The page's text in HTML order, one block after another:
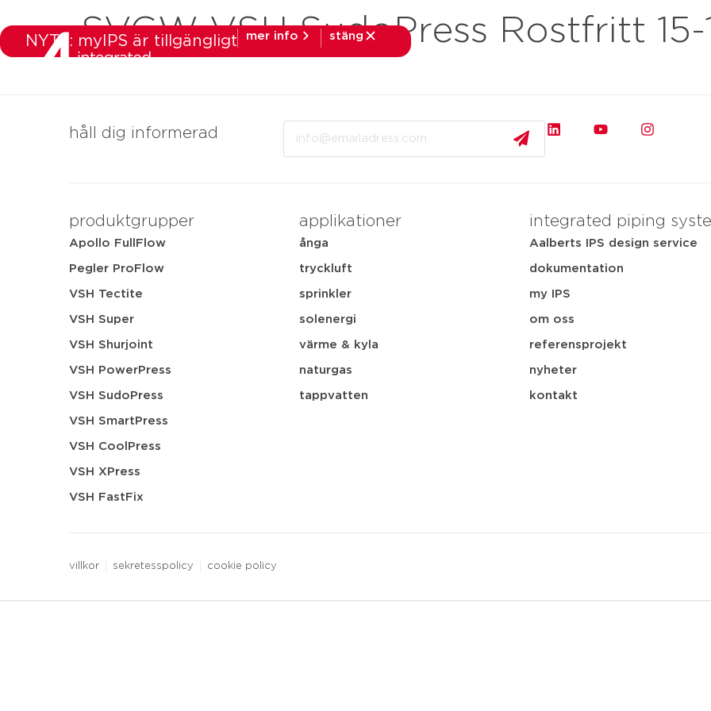
NYTT: myIPS är tillgängligt mer info
stäng
SVGW VSH SudoPress Rostfritt 15-
håll dig informerad
produktgrupper
Apollo FullFlow
Pegler ProFlow
VSH Tectite
VSH Super
VSH Shurjoint
VSH PowerPress
VSH SudoPress
VSH SmartPress
VSH CoolPress
VSH XPress
VSH FastFix
applikationer
ånga
tryckluft
sprinkler
solenergi
värme & kyla
naturgas
tappvatten
integrated piping
Aalberts IPS design service
dokumentation
my IPS
om oss
referensprojekt
nyheter
kontakt
villkor sekretesspolicy cookie policy